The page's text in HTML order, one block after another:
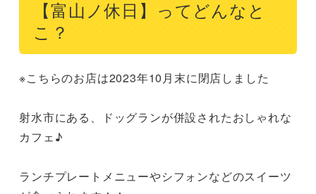
【富山ノ休日】ってどんなと
こ？
※こちらのお店は2023年10月末に閉店しました
射水市にある、ドッグランが併設されたおしゃれな
カフェ♪
ランチプレートメニューやシフォンなどのスイーツ